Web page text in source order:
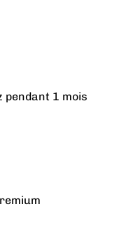
pendant 1 mois